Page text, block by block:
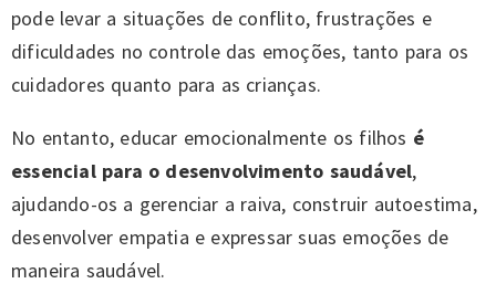
pode levar a situações de conflito, frustrações e
dificuldades no controle das emoções, tanto para os
cuidadores quanto para as crianças.
No entanto, educar emocionalmente os filhos é
essencial para o desenvolvimento saudável,
ajudando-os a gerenciar a raiva, construir autoestima,
desenvolver empatia e expressar suas emoções de
maneira saudável.